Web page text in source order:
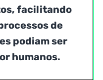
facilitando
de
podiam ser
humanos.